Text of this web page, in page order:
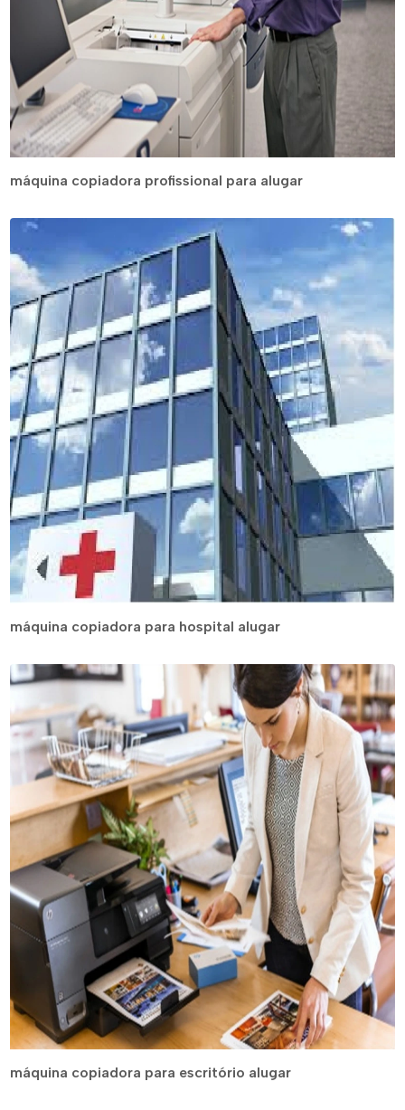
máquina copiadora profissional para alugar
máquina copiadora para hospital alugar
máquina copiadora para escritório alugar